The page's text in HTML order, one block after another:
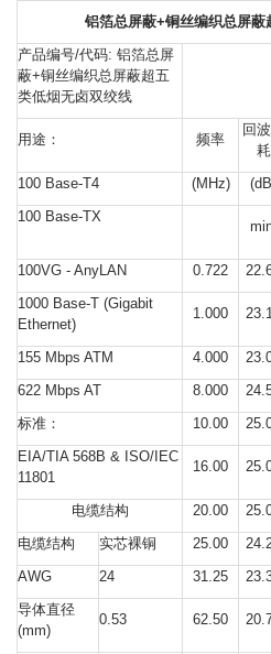
铝箔总屏蔽+铜丝编织总屏
产品编号/代码: 铝箔总屏
蔽+铜丝编织总屏蔽超五
类低烟无卤双绞线
用途： 频率
回
耗
100 Base-T4
(MHz)
100 Base-TX
100VG - AnyLAN 0.722
1000 Base-T (Gigabit
Ethernet)
1.000
155 Mbps ATM 4.000
622 Mbps AT
8.000
标准：
10.00
EIA/TIA 568B & ISO/IEC
11801
16.00
电缆结构 20.00
电缆结构
实芯裸铜 25.00
AWG
24 31.25
导体直径
(mm)
0.53 62.50